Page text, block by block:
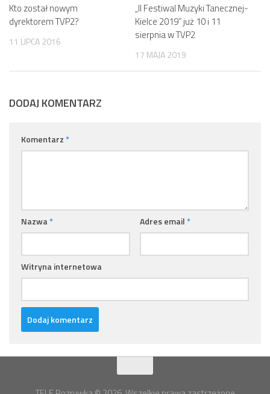
Kto został nowym
dyrektorem TVP2?
11 LIPCA 2016
„II Festiwal Muzyki Tanecznej-
Kielce 2019” już 10 i 11
sierpnia w TVP2
17 MAJA 2019
DODAJ KOMENTARZ
Komentarz*
Nazwa* Adres email*
Witryna internetowa